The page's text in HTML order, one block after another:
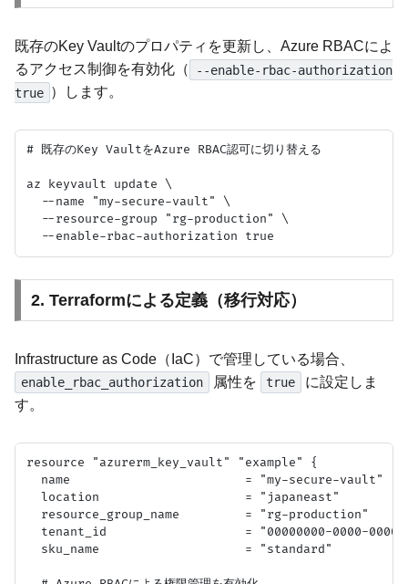
既存のKey Vaultのプロパティを更新し、Azure RBACによ
るアクセス制御を有効化（
--enable-rbac-authorization
true ）します。
# 既存のKey VaultをAzure RBAC認可に切り替える
az keyvault update \
  --name "my-secure-vault" \
  --resource-group "rg-production" \
2. Terraformによる定義（移行対応）
Infrastructure as Code（IaC）で管理している場合、
enable_rbac_authorization 属性を true
に設定しま
す。
resource "azurerm_key_vault" "example" {
  name                        = "my-secure-vault"
  location                    = "japaneast"
  resource_group_name         = "rg-production"
tenant_id                   = "00000000-0000-
  sku_name                    = "standard"